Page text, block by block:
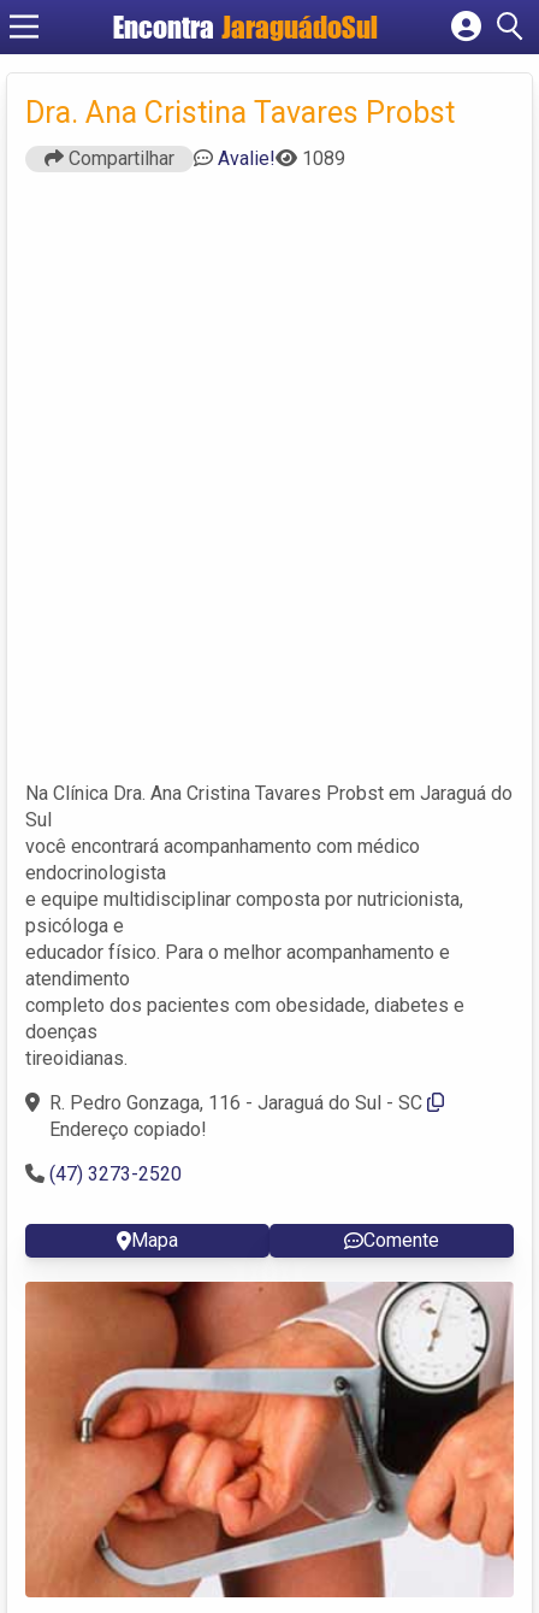
Encontra JaraguádoSul
Cadastrar empresa
Criar conta
Dra. Ana Cristina Tavares Probst
Compartilhar Avalie! 1089
Na Clínica Dra. Ana Cristina Tavares Probst em Jaraguá do
Sul
você encontrará acompanhamento com médico
endocrinologista
e equipe multidisciplinar composta por nutricionista,
psicóloga e
educador físico. Para o melhor acompanhamento e
atendimento
completo dos pacientes com obesidade, diabetes e
doenças
tireoidianas.
R. Pedro Gonzaga, 116 - Jaraguá do Sul - SC
Endereço copiado!
(47) 3273-2520
Mapa Comente